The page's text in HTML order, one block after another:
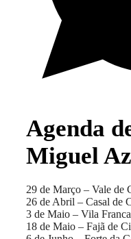
Agenda
Miguel
29 de Março – Vale de
26 de Abril – Casal de
3 de Maio – Vila
18 de Maio – Fajã de